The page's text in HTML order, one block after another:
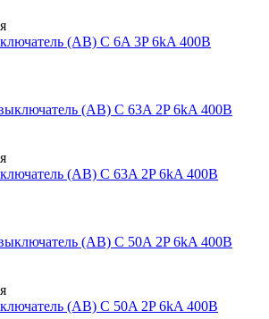
(АВ) C 6A 3P 6kA 400В
(АВ) C 63A 2P 6kA 400В
(АВ) C 50A 2P 6kA 400В